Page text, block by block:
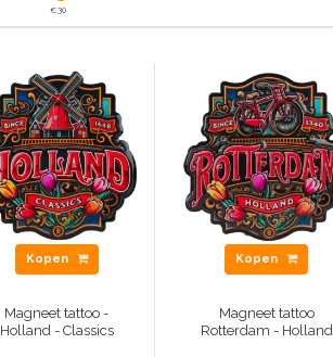
€30
Kopen
Magneet tattoo -
Holland - Classics
Kopen
Magneet tattoo
Rotterdam - Holland